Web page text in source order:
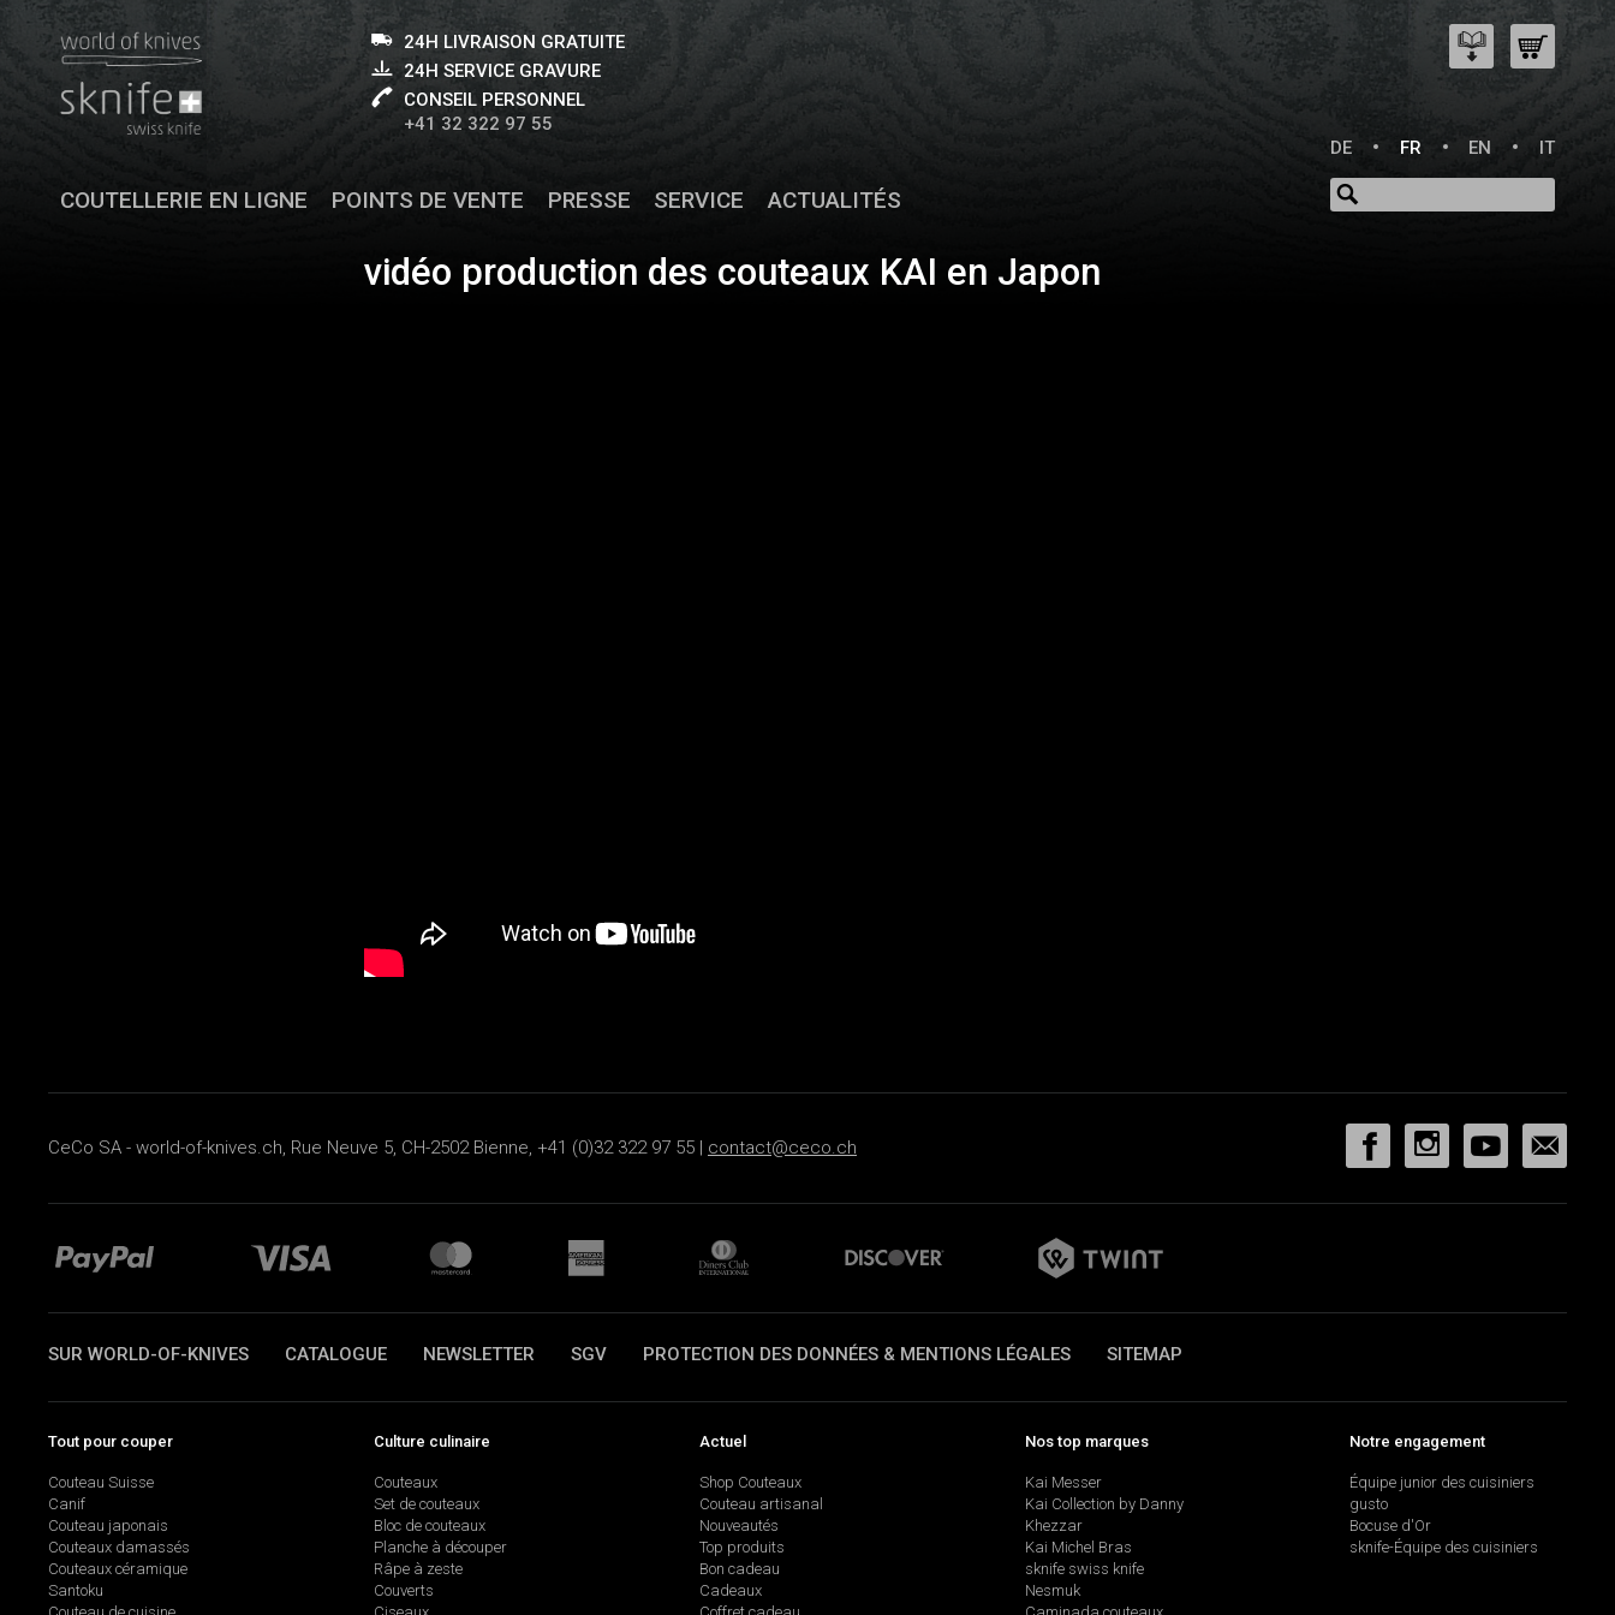
24H LIVRAISON GRATUITE
24H SERVICE GRAVURE
CONSEIL PERSONNEL
+41 32 322 97 55
DE
FR EN IT
COUTELLERIE EN LIGNE POINTS DE VENTE PRESSE SERVICE ACTUALITÉS
vidéo production des couteaux KAI en Japon
CeCo SA - world-of-knives.ch, Rue Neuve 5, CH-2502 Bienne, +41 (0)32 322 97 55 | contact@ceco.ch
SUR WORLD-OF-KNIVES CATALOGUE NEWSLETTER SGV PROTECTION DES DONNÉES & MENTIONS LÉGALES SITEMAP
Tout pour couper
Couteau Suisse
Canif
Couteau japonais
Couteaux damassés
Couteaux céramique
Santoku
Culture culinaire
Couteaux
Set de couteaux
Bloc de couteaux
Planche à découper
Râpe à zeste
Couverts
Actuel
Shop Couteaux
Couteau artisanal
Nouveautés
Top produits
Bon cadeau
Cadeaux
Nos top marques
Kai Messer
Kai Collection by Danny
Khezzar
Kai Michel Bras
sknife swiss knife
Nesmuk
Notre engagement
Équipe junior des cuisiniers
gusto
Bocuse d'Or
sknife-Équipe des cuisiniers